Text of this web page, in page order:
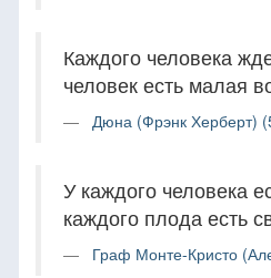
Каждого человека
человек есть малая
Дюна (Фрэнк Херберт)
У каждого человека
каждого плода есть
Граф Монте-Кристо